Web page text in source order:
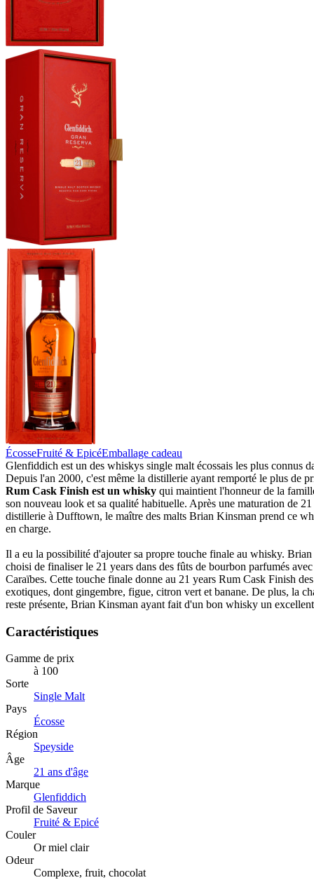
ÉcosseFruité & EpicéEmballage cadeau
Glenfiddich est un des whiskys single malt écossais les plus connus
Depuis l'an 2000, c'est même la distillerie ayant remporté le plus de
Rum Cask Finish est un whisky qui maintient l'honneur de la
son nouveau look et sa qualité habituelle. Après une maturation de 21
distillerie à Dufftown, le maître des malts Brian Kinsman prend ce
en charge.
Il a eu la possibilité d'ajouter sa propre touche finale au whisky.
choisi de finaliser le 21 years dans des fûts de bourbon parfumés
Caraïbes. Cette touche finale donne au 21 years Rum Cask Finish
exotiques, dont gingembre, figue, citron vert et banane. De plus, la
reste présente, Brian Kinsman ayant fait d'un bon whisky un
Caractéristiques
Gamme de prix
à 100
Sorte
Single Malt
Pays
Écosse
Région
Speyside
Âge
21 ans d'âge
Marque
Glenfiddich
Profil de Saveur
Fruité & Epicé
Couler
Or miel clair
Odeur
Complexe, fruit, chocolat